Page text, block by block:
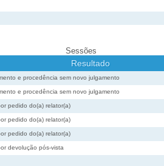
Sessões
Resultado
e procedência sem novo julgamento
e procedência sem novo julgamento
pedido do(a) relator(a)
pedido do(a) relator(a)
pedido do(a) relator(a)
devolução pós-vista